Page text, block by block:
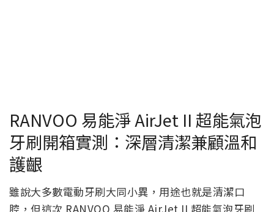
RANVOO 易能淨 AirJet II 超能氣泡
牙刷開箱實測：深層清潔兼顧溫和
護齦
雖說大多數電動牙刷大同小異，用途也就是清潔口
腔，但這次 RANVOO 易能淨 AirJet II 超能氣泡牙刷